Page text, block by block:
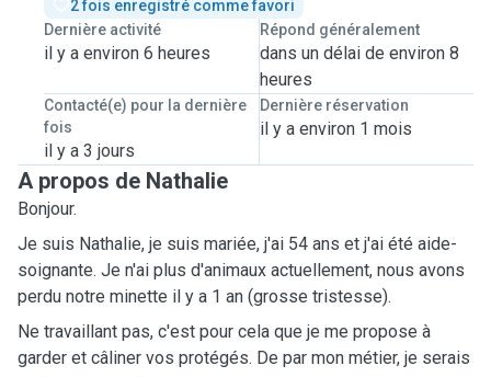
2 fois enregistré comme favori
Dernière activité
il y a environ 6 heures
Répond généralement
dans un délai de environ 8
heures
Contacté(e) pour la dernière
fois
il y a 3 jours
Dernière réservation
il y a environ 1 mois
A propos de Nathalie
Bonjour.
Je suis Nathalie, je suis mariée, j'ai 54 ans et j'ai été aide-
soignante. Je n'ai plus d'animaux actuellement, nous avons
perdu notre minette il y a 1 an (grosse tristesse).
Ne travaillant pas, c'est pour cela que je me propose à
garder et câliner vos protégés. De par mon métier, je serais